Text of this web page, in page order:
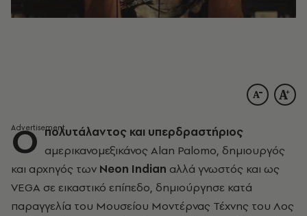
Ο πολυτάλαντος και υπερδραστήριος
αμερικανομεξικάνος Alan Palomo, δημιουργός
και αρχηγός των Neon Indian αλλά γνωστός και ως
VEGA σε εικαστικό επίπεδο, δημιούργησε κατά
παραγγελία του Μουσείου Μοντέρνας Τέχνης του Λος